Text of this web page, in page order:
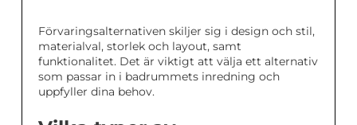
Förvaringsalternativen skiljer sig i design och stil,
materialval, storlek och layout, samt
funktionalitet. Det är viktigt att välja ett alternativ
som passar in i badrummets inredning och
uppfyller dina behov.